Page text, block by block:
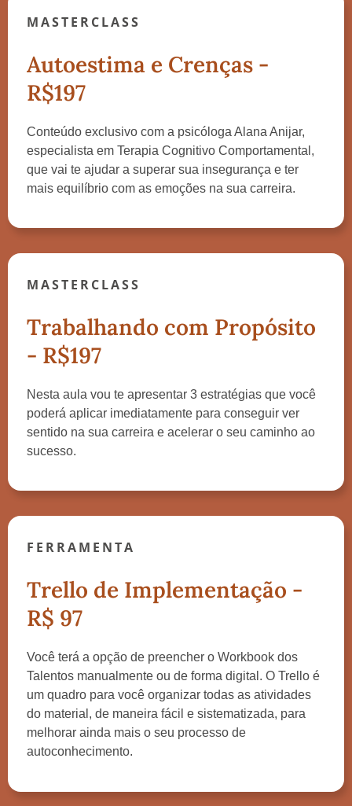
MASTERCLASS
Autoestima e Crenças -
R$197
Conteúdo exclusivo com a psicóloga Alana Anijar,
especialista em Terapia Cognitivo Comportamental,
que vai te ajudar a superar sua insegurança e ter
mais equilíbrio com as emoções na sua carreira.
MASTERCLASS
Trabalhando com Propósito
- R$197
Nesta aula vou te apresentar 3 estratégias que você
poderá aplicar imediatamente para conseguir ver
sentido na sua carreira e acelerar o seu caminho ao
sucesso.
FERRAMENTA
Trello de Implementação -
R$ 97
Você terá a opção de preencher o Workbook dos
Talentos manualmente ou de forma digital. O Trello é
um quadro para você organizar todas as atividades
do material, de maneira fácil e sistematizada, para
melhorar ainda mais o seu processo de
autoconhecimento.